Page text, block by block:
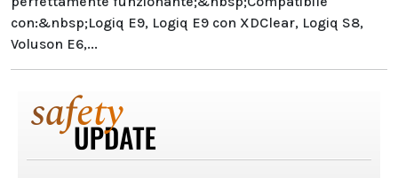
con:&nbsp;Logiq E9, Logiq E9 con XDClear, Logiq S8,
Voluson E6,...